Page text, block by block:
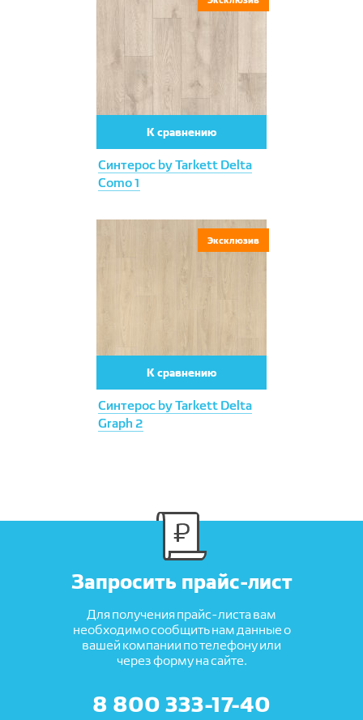
Синтерос by Tarkett Delta
Como 1
К сравнению
Синтерос by Tarkett Delta
Graph 2
Эксклюзив
К сравнению
Запросить прайс-лист
Для получения прайс-листа вам
необходимо сообщить нам данные о
вашей компании по телефону или
через форму на сайте.
8 800 333-17-40